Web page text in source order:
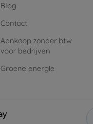
Blog
Contact
Aankoop zonder btw
voor bedrijven
Groene energie